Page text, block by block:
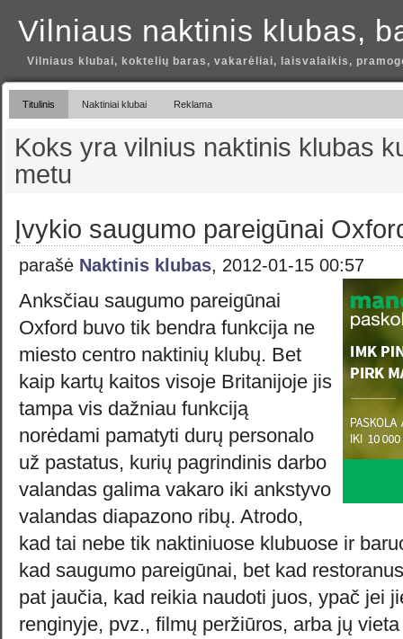
Vilniaus naktinis klubas,
Vilniaus klubai, koktelių baras, vakarėliai, laisvalaikis,
Titulinis Naktiniai klubai Reklama
Koks yra vilnius naktinis klubas
metu
Įvykio saugumo pareigūnai
parašė Naktinis klubas, 2012-01-15 00:57
Anksčiau saugumo pareigūnai
Oxford buvo tik bendra funkcija ne
miesto centro naktinių klubų. Bet
kaip kartų kaitos visoje Britanijoje jis
tampa vis dažniau funkciją
norėdami pamatyti durų personalo
už pastatus, kurių pagrindinis darbo
valandas galima vakaro iki ankstyvo
valandas diapazono ribų. Atrodo,
kad tai nebe tik naktiniuose klubuose ir
kad saugumo pareigūnai, bet kad
pat jaučia, kad reikia naudoti juos, ypač jei
renginyje, pvz., filmų peržiūros, arba jų